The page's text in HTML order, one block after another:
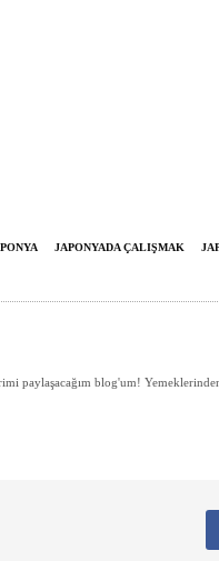
JAPONYADA ÇALIŞMAK
paylaşacağım blog'um!